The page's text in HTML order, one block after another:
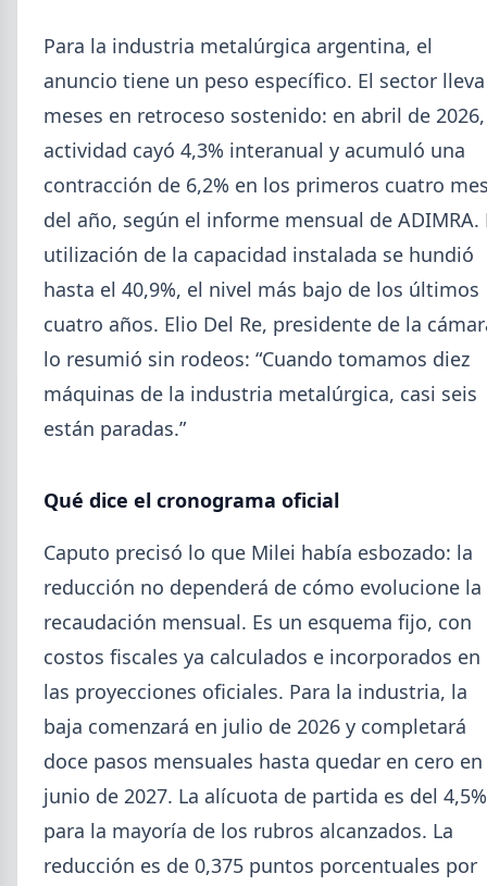
2026-08-04
Paritaria UOM agosto 2026: sin
acuerdo, siguen vigentes los
valores de abril
UOM y cámaras metalúrgicas no cerraron la
paritaria. Agosto se liquida con los valores de abril:
IMGR $1.036.390.
GENERAL 2026-08-04
Día de la Siderurgia: cómo llega el
sector al aniversario 78 del legado
de Savio
El 31 de julio la industria del acero recordó a
Manuel Savio con inversiones millonarias, un
semestre de recuperación parcial y un mercado
Para la industria metalúrgica argentina, el
anuncio tiene un peso específico. El sector lleva
meses en retroceso sostenido: en abril de
actividad cayó 4,3% interanual y acumuló una
contracción de 6,2% en los primeros cuatro
del año, según el informe mensual de ADIMRA.
utilización de la capacidad instalada se hundió
hasta el 40,9%, el nivel más bajo de los últimos
cuatro años. Elio Del Re, presidente de la
lo resumió sin rodeos: “Cuando tomamos diez
máquinas de la industria metalúrgica, casi seis
están paradas.”
Qué dice el cronograma oficial
Caputo precisó lo que Milei había esbozado: la
reducción no dependerá de cómo evolucione la
recaudación mensual. Es un esquema fijo, con
costos fiscales ya calculados e incorporados en
las proyecciones oficiales. Para la industria, la
baja comenzará en julio de 2026 y completará
doce pasos mensuales hasta quedar en cero en
junio de 2027. La alícuota de partida es del 4,5%
para la mayoría de los rubros alcanzados. La
reducción es de 0,375 puntos porcentuales por